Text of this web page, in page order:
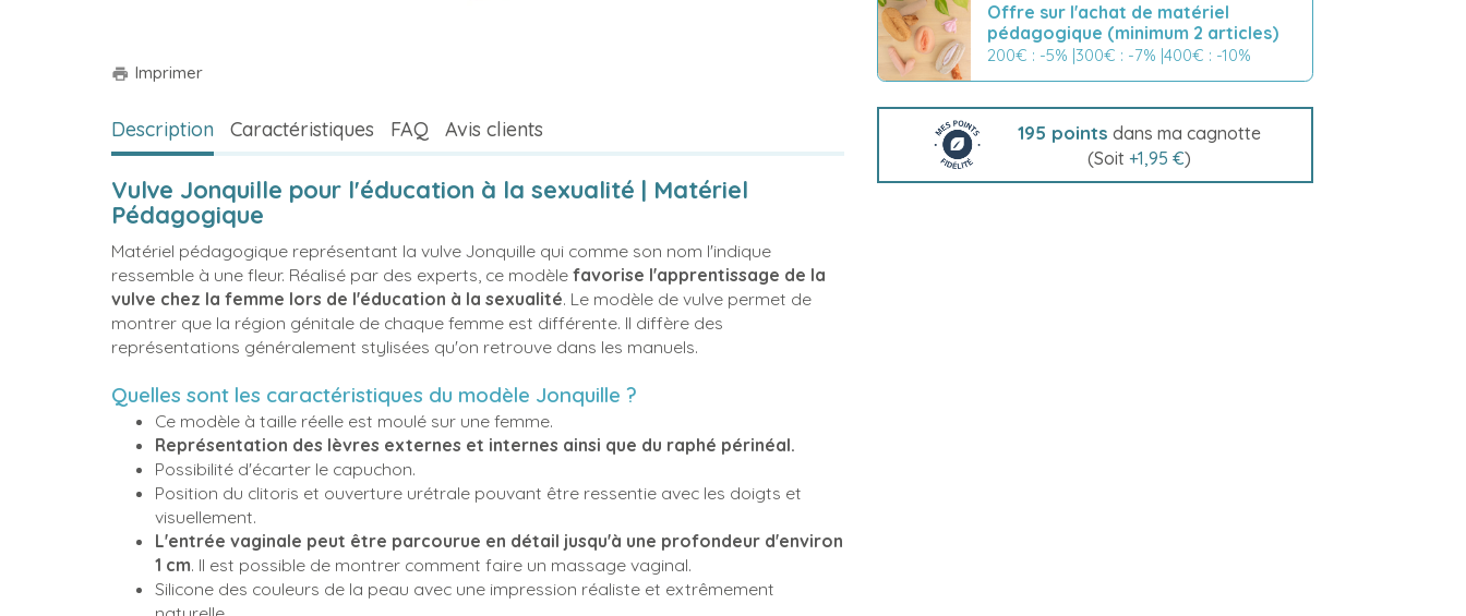
print Imprimer
Offre sur l'achat de matériel
pédagogique (minimum 2 articles)
200€ : -5% |300€ : -7% |400€ : -10%
195 points dans ma cagnotte
(Soit +1,95 €)
Description Caractéristiques FAQ Avis clients
Vulve Jonquille pour l'éducation à la sexualité | Matériel
Pédagogique
Matériel pédagogique représentant la vulve Jonquille qui comme son nom l'indique
ressemble à une fleur. Réalisé par des experts, ce modèle favorise l'apprentissage de la
vulve chez la femme lors de l'éducation à la sexualité. Le modèle de vulve permet de
montrer que la région génitale de chaque femme est différente. Il diffère des
représentations généralement stylisées qu'on retrouve dans les manuels.
Quelles sont les caractéristiques du modèle Jonquille ?
Ce modèle à taille réelle est moulé sur une femme.
Représentation des lèvres externes et internes ainsi que du raphé périnéal.
Possibilité d'écarter le capuchon.
Position du clitoris et ouverture urétrale pouvant être ressentie avec les doigts et
visuellement.
L'entrée vaginale peut être parcourue en détail jusqu'à une profondeur d'environ
1 cm. Il est possible de montrer comment faire un massage vaginal.
Silicone des couleurs de la peau avec une impression réaliste et extrêmement